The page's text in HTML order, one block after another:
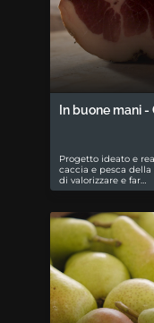
In buone mani
Progetto ideato e
caccia e pesca
di valorizzare e far…